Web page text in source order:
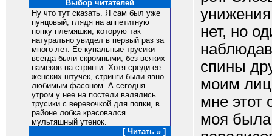
Выбор читателей
Ну что тут сказать. Я сам был уже
пунцовый, глядя на аппетитную
попку племяшки, которую так
натурально увидел в первый раз за
много лет. Ее купальные трусики
всегда были скромными, без всяких
намеков на стринги. Хотя среди ее
женских штучек, стринги были явно
любимым фасоном. А сегодня
утром у нее на постели валялись
трусики с веревочкой для попки, в
районе лобка красовался
мультяшный утенок.
[ Читать » ]
нет, но
спины
моим
мне этот
моя была